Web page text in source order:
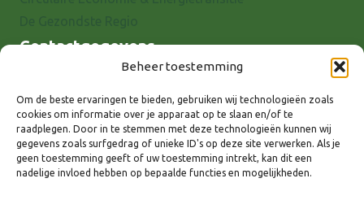
Beheer toestemming
Om de beste ervaringen te bieden, gebruiken wij technologieën zoals
cookies om informatie over je apparaat op te slaan en/of te
raadplegen. Door in te stemmen met deze technologieën kunnen wij
gegevens zoals surfgedrag of unieke ID's op deze site verwerken. Als je
geen toestemming geeft of uw toestemming intrekt, kan dit een
nadelige invloed hebben op bepaalde functies en mogelijkheden.
Contactgegevens
7001 EX Doetinchem
E-mail: info@8rhk.nl
Telefoonnummers
Privacyverklaring